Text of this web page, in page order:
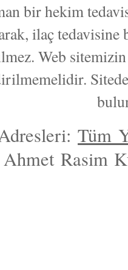
bir hekim
ilaç
Web
Tüm
Rasim